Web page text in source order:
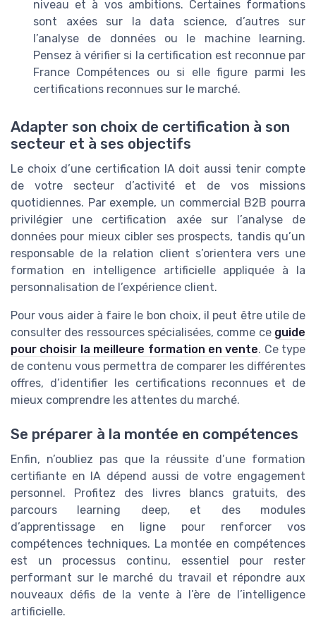
niveau et à vos ambitions. Certaines formations
sont axées sur la data science, d’autres sur
l’analyse de données ou le machine learning.
Pensez à vérifier si la certification est reconnue par
France Compétences ou si elle figure parmi les
certifications reconnues sur le marché.
Adapter son choix de certification à son
secteur et à ses objectifs
Le choix d’une certification IA doit aussi tenir compte
de votre secteur d’activité et de vos missions
quotidiennes. Par exemple, un commercial B2B pourra
privilégier une certification axée sur l’analyse de
données pour mieux cibler ses prospects, tandis qu’un
responsable de la relation client s’orientera vers une
formation en intelligence artificielle appliquée à la
personnalisation de l’expérience client.
Pour vous aider à faire le bon choix, il peut être utile de
consulter des ressources spécialisées, comme ce guide
pour choisir la meilleure formation en vente. Ce type
de contenu vous permettra de comparer les différentes
offres, d’identifier les certifications reconnues et de
mieux comprendre les attentes du marché.
Se préparer à la montée en compétences
Enfin, n’oubliez pas que la réussite d’une formation
certifiante en IA dépend aussi de votre engagement
personnel. Profitez des livres blancs gratuits, des
parcours learning deep, et des modules
d’apprentissage en ligne pour renforcer vos
compétences techniques. La montée en compétences
est un processus continu, essentiel pour rester
performant sur le marché du travail et répondre aux
nouveaux défis de la vente à l’ère de l’intelligence
artificielle.